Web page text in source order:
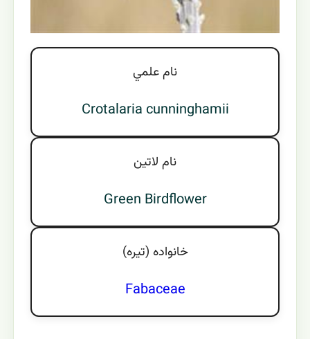
نام علمي
Crotalaria cunninghamii
نام لاتين
Green Birdflower
خانواده (تيره)
Fabaceae